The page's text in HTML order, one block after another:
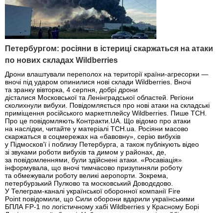
Петербургом: росіяни в істериці скаржаться на атаки
по нових складах Wildberries
Дрони влаштували переполох на території країни-агресорки —
вночі під ударом опинилися нові склади Wildberries. Вночі
та зранку вівторка, 4 серпня, добрі дрони
дісталися Московської та Ленінградської областей. Регіони
сколихнули вибухи. Повідомляється про нові атаки на складські
приміщення російського маркетплейсу Wildberries. Пише ТСН.
Про це повідомляють Контракти.UA. Що відомо про атаки
на наслідки, читайте у матеріалі ТСН.ua. Росіяни масово
скаржаться в соцмережах на «бавовну», серію вибухів
у Підмосков’ї і поблизу Петербурга, а також публікують відео
зі звуками роботи вибухів та димом у районах, де,
за повідомленнями, були здійснені атаки. «Росавіація»
інформувала, що вночі тимчасово призупиняли роботу
та обмежували роботу великі аеропорти. Зокрема,
петербурзький Пулково та московський Доводєдово.
У Телеграм-каналі української оборонної компанії Fire
Point повідомили, що Сили оборони вдарили українськими
БПЛА FP-1 по логістичному хабі Wildberries у Красному Борі